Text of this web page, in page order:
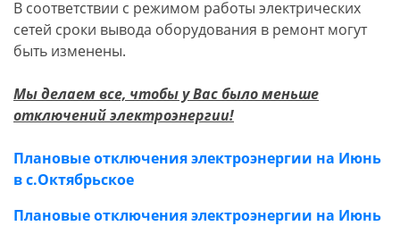
В соответствии с режимом работы электрических
сетей сроки вывода оборудования в ремонт могут
быть изменены.
Мы делаем все, чтобы у Вас было меньше
отключений электроэнергии!
Плановые отключения электроэнергии на Июнь
в с.Октябрьское
Плановые отключения электроэнергии на Июнь